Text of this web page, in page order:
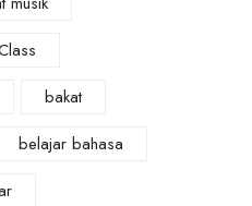
bakat
belajar bahasa